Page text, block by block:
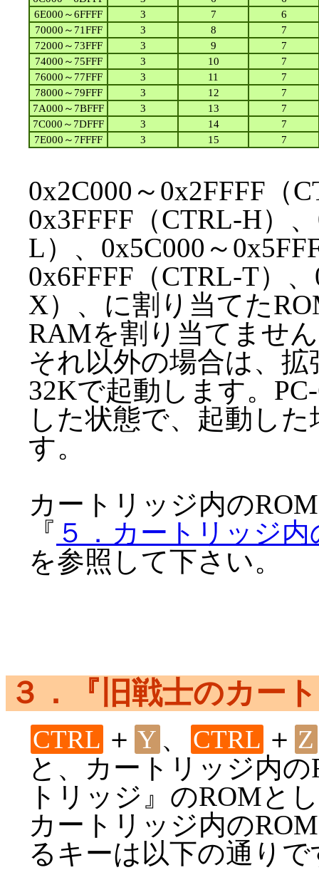
6E000～6FFFF
3 7
6
70000～71FFF
3 8
7
72000～73FFF
3 9
7
74000～75FFF
3 10
7
76000～77FFF
3 11
7
78000～79FFF
3 12
7
7A000～7BFFF
3 13
7
7C000～7DFFF
3 14
7
7E000～7FFFF
3 15 7
0x2C000～0x2FFFF（
0x3FFFF（CTRL-H）
L）、0x5C000～
0x6FFFF（CTRL-T）
X）、に割り当てた
RAMを割り当てませ
それ以外の場合は、
32Kで起動します。
した状態で、起動し
す。
カートリッジ内の
『 ５．カートリッジ
を参照して下さい。
３．『旧戦士のカー
CTRL ＋ Y 、 CTRL ＋ Z
と、カートリッジ内
トリッジ』のROMと
カートリッジ内の
るキーは以下の通りで